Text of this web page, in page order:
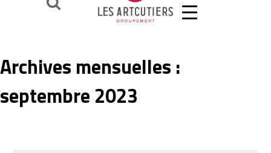
Archives mensuelles :
septembre 2023